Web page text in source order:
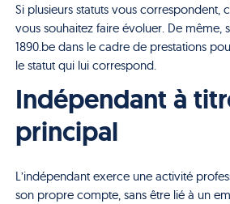
Si plusieurs statuts vous correspondent,
vous souhaitez faire évoluer. De même,
1890.be dans le cadre de prestations
le statut qui lui correspond.
Indépendant à
principal
L’indépendant exerce une activité
son propre compte, sans être lié à un